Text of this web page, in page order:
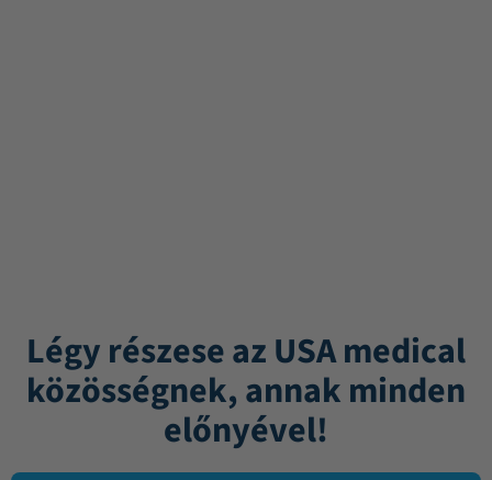
Légy részese az USA medical
közösségnek, annak minden
előnyével!